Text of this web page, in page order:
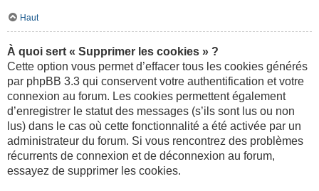
Haut
À quoi sert « Supprimer les cookies » ?
Cette option vous permet d’effacer tous les cookies générés
par phpBB 3.3 qui conservent votre authentification et votre
connexion au forum. Les cookies permettent également
d’enregistrer le statut des messages (s’ils sont lus ou non
lus) dans le cas où cette fonctionnalité a été activée par un
administrateur du forum. Si vous rencontrez des problèmes
récurrents de connexion et de déconnexion au forum,
essayez de supprimer les cookies.